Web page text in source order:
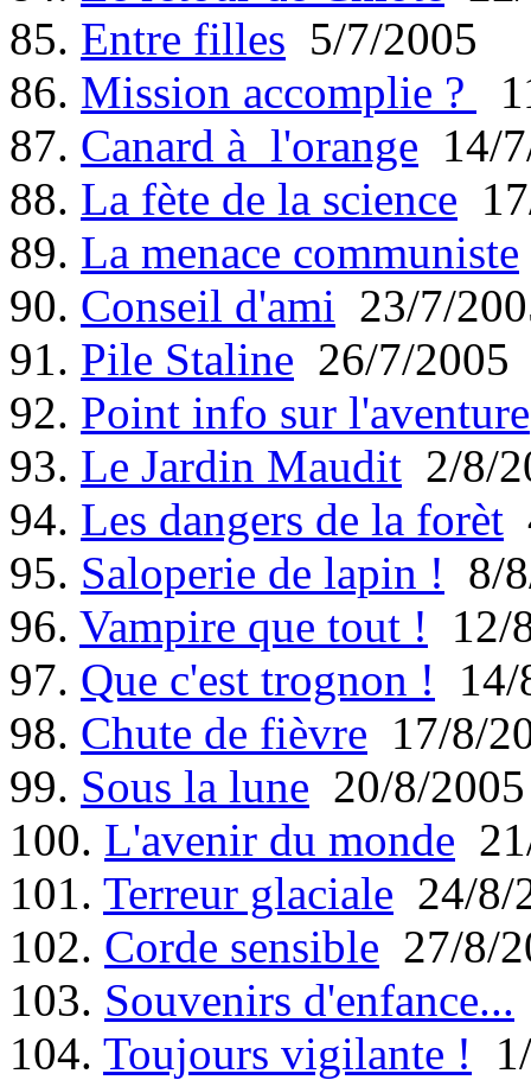
85. Entre filles 5/7/2005
86. Mission accomplie ?
87. Canard à l'orange 14/
88. La fète de la science
89. La menace communiste
90. Conseil d'ami 23/7/
91. Pile Staline 26/7/2005
92. Point info sur l'aventure
93. Le Jardin Maudit 2/8/
94. Les dangers de la forèt
95. Saloperie de lapin ! 8/
96. Vampire que tout ! 12/
97. Que c'est trognon ! 14/
98. Chute de fièvre 17/8/
99. Sous la lune 20/8/2005
100. L'avenir du monde
101. Terreur glaciale 24/8/
102. Corde sensible 27/8/
103. Souvenirs d'enfance...
104. Toujours vigilante !